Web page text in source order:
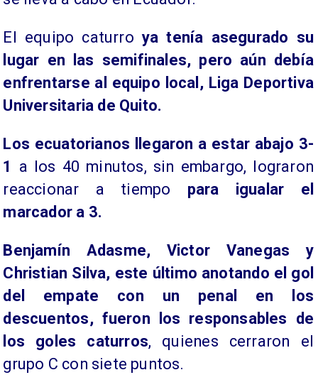
El equipo caturro ya tenía asegurado su
lugar en las semifinales, pero aún debía
enfrentarse al equipo local, Liga Deportiva
Universitaria de Quito.
Los ecuatorianos llegaron a estar abajo 3-
1 a los 40 minutos, sin embargo, lograron
reaccionar a tiempo para igualar el
marcador a 3.
Benjamín Adasme, Victor Vanegas y
Christian Silva, este último anotando el gol
del empate con un penal en los
descuentos, fueron los responsables de
los goles caturros, quienes cerraron el
grupo C con siete puntos.